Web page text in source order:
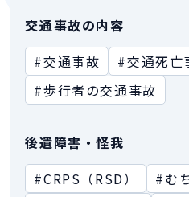
交通事故の内容
#交通事故
#交通死亡
#歩行者の交通事故
後遺障害・怪我
#CRPS（RSD）
#む